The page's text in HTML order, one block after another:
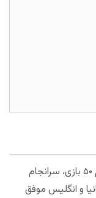
یک فینال دیگر پیش روی ماست. بعد از انجام ۵۰ بازی، سرانجام
و انگلیس موفق